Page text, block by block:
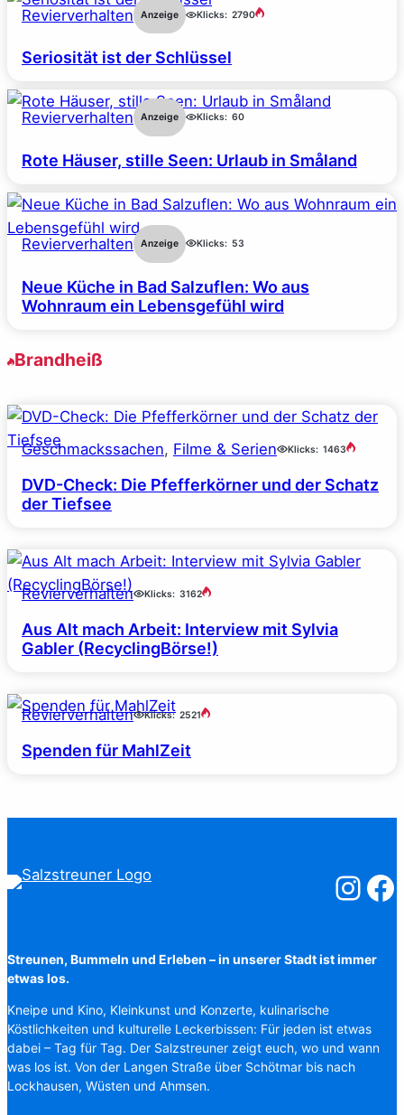
Revierverhalten Anzeige Klicks: 2790
Seriosität ist der Schlüssel
Revierverhalten Anzeige Klicks: 60
Rote Häuser, stille Seen: Urlaub in Småland
Revierverhalten Anzeige Klicks: 53
Neue Küche in Bad Salzuflen: Wo aus
Wohnraum ein Lebensgefühl wird
Brandheiß
Geschmackssachen, Filme & Serien Klicks: 1463
DVD-Check: Die Pfefferkörner und der Schatz
der Tiefsee
Revierverhalten Klicks: 3162
Aus Alt mach Arbeit: Interview mit Sylvia
Gabler (RecyclingBörse!)
Revierverhalten Klicks: 2521
Spenden für MahlZeit
Streunen, Bummeln und Erleben – in unserer Stadt ist immer
etwas los.
Kneipe und Kino, Kleinkunst und Konzerte, kulinarische
Köstlichkeiten und kulturelle Leckerbissen: Für jeden ist etwas
dabei – Tag für Tag. Der Salzstreuner zeigt euch, wo und wann
was los ist. Von der Langen Straße über Schötmar bis nach
Lockhausen, Wüsten und Ahmsen.